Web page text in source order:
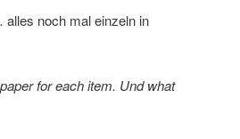
noch mal einzeln in
for each item. Und what